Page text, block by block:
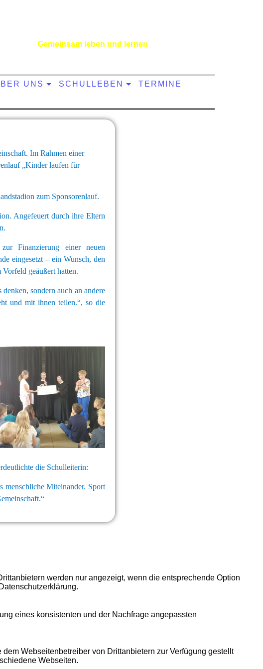
Gemeinsam leben und lernen
UNS SCHULLEBEN
TERMINE
Im Rahmen einer
„Kinder laufen für
zum Sponsorenlauf.
Angefeuert durch ihre Eltern
Finanzierung einer neuen
eingesetzt – ein Wunsch, den
geäußert hatten.
sondern auch an andere
und mit ihnen teilen.“, so die
die Schulleiterin:
menschliche Miteinander. Sport
werden nur angezeigt, wenn die entsprechende Option
eines konsistenten und der Nachfrage angepassten
Webseitenbetreiber von Drittanbietern zur Verfügung gestellt
Webseiten.